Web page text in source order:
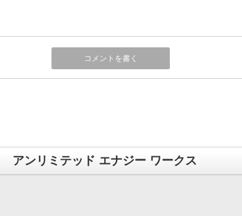
アンリミテッド エナジー ワークス